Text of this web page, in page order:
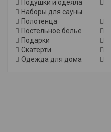
Подушки и одеяла
Наборы для сауны
Полотенца
Постельное белье
Подарки
Скатерти
Одежда для дома